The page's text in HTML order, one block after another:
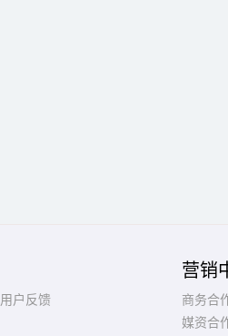
用户反馈
营销
商务合
媒资合